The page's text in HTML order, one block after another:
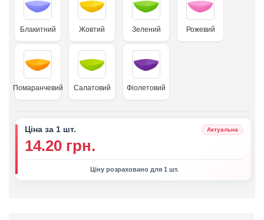
Блакитний Жовтий Зелений Рожевий
Помаранчевий Салатовий Фіолетовий
Ціна за 1 шт. Актуальна
14.20 грн.
Ціну розраховано для 1 шт.